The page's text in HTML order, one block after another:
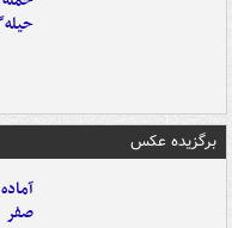
برگزیده عکس
صفر